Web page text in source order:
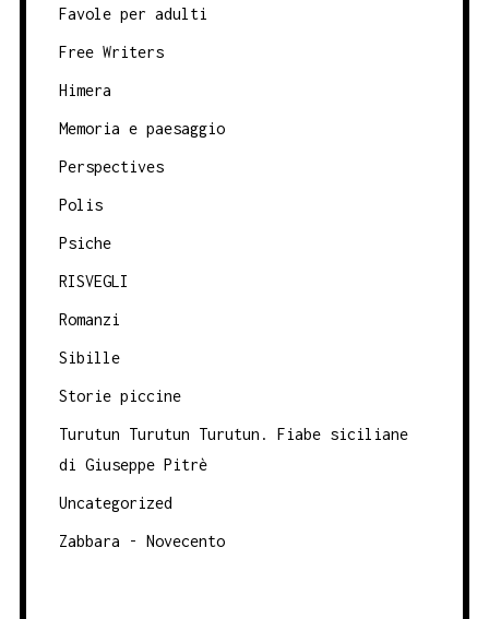
Favole per adulti
Free Writers
Himera
Memoria e paesaggio
Perspectives
Polis
Psiche
RISVEGLI
Romanzi
Sibille
Storie piccine
Turutun Turutun Turutun. Fiabe siciliane
di Giuseppe Pitrè
Uncategorized
Zabbara - Novecento